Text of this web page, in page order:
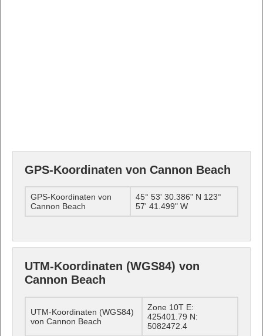
GPS-Koordinaten von Cannon Beach
GPS-Koordinaten von
Cannon Beach
45° 53' 30.386" N 123°
57' 41.499" W
UTM-Koordinaten (WGS84) von
Cannon Beach
UTM-Koordinaten (WGS84)
von Cannon Beach
Zone 10T E:
425401.79 N:
5082472.4